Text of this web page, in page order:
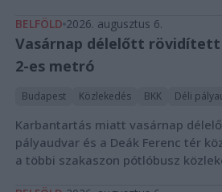
BELFÖLD 2026. augusztus 6.
Vasárnap délelőtt
2-es metró
Budapest Közlekedés BKK Déli
Karbantartás miatt vasárnap
pályaudvar és a Deák Ferenc tér
a többi szakaszon pótlóbusz